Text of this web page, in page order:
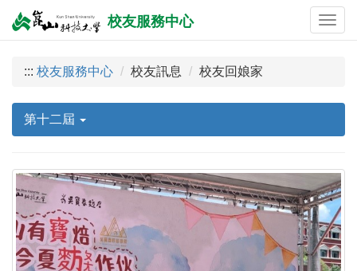
校友服務中心
::: 校友服務中心 校友訊息 校友回娘家
第十二屆